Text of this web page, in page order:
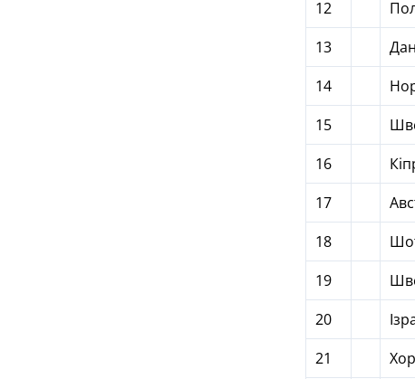
12
13
14
15
16
17
18
19
20
21